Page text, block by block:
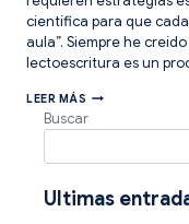
científica para que
aula”. Siempre he
lectoescritura es un
LEER MÁS 12
CLAVE
LA
DE
LA
Buscar
Ultimas